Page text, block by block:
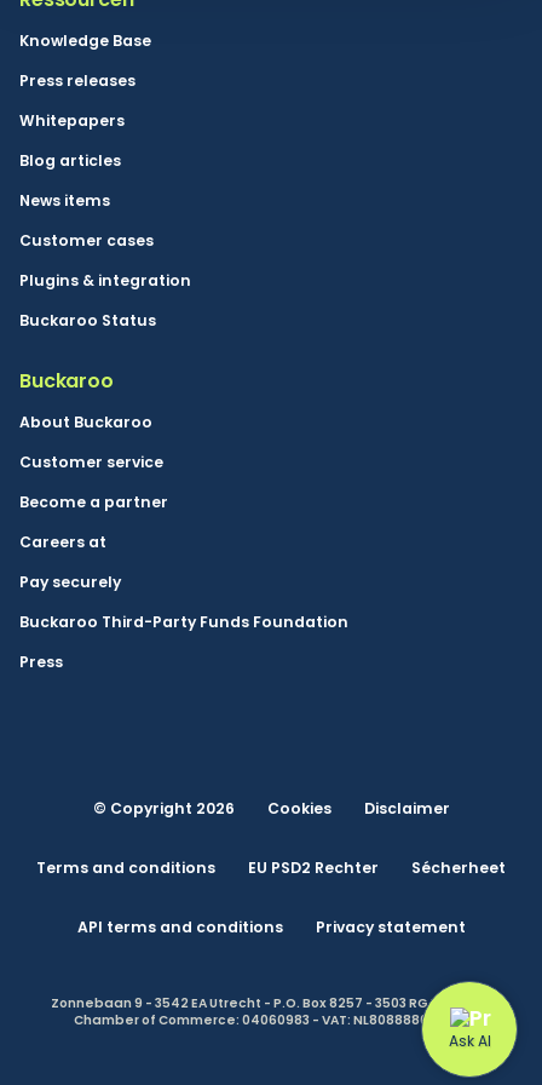
Knowledge Base
Press releases
Whitepapers
Blog articles
News items
Customer cases
Plugins & integration
Buckaroo Status
Buckaroo
About Buckaroo
Customer service
Become a partner
Careers at
Pay securely
Buckaroo Third-Party Funds Foundation
Press
© Copyright 2026 Cookies Disclaimer
Terms and conditions EU PSD2 Rechter Sécherheet
API terms and conditions Privacy statement
Zonnebaan 9 - 3542 EA Utrecht - P.O. Box 8257 - 3503 RG Utrecht -
Chamber of Commerce: 04060983 - VAT: NL808888614.B01